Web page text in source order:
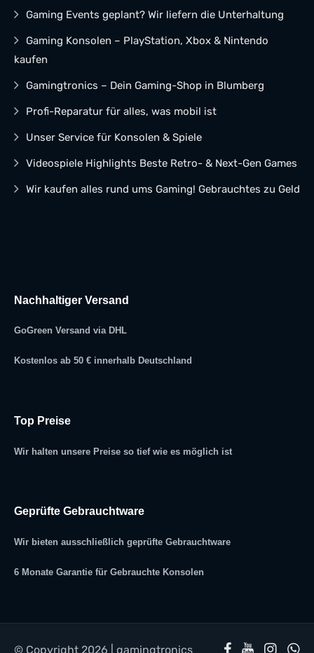
Gaming Events geplant? Wir liefern die Unterhaltung
Gaming Konsolen – PlayStation, Xbox & Nintendo
kaufen
Gamingtronics – Dein Gaming-Shop in Blumberg
Profi-Reparatur für alles, was mobil ist
Unser Service für Konsolen & Spiele
Videospiele Highlights Beste Retro- & Next-Gen Games
Wir kaufen alles rund ums Gaming! Gebrauchtes zu Geld
Nachhaltiger Versand
GoGreen Versand via DHL
Kostenlos ab 50 € innerhalb Deutschland
Top Preise
Wir halten unsere Preise so tief wie es möglich ist
Geprüfte Gebrauchtware
Wir bieten ausschließlich geprüfte Gebrauchtware
6 Monate Garantie für Gebrauchte Konsolen
© Copyright 2026 | gamingtronics